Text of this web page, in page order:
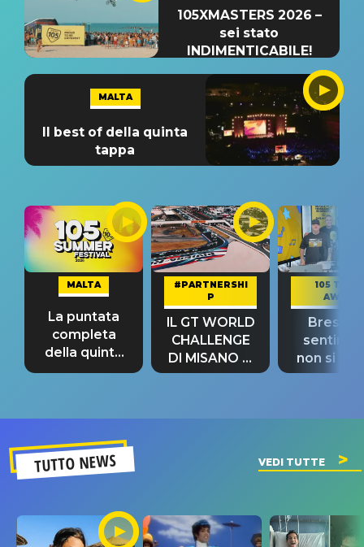
105XMASTERS 2026 –
sei stato
INDIMENTICABILE!
MALTA
Il best of della quinta
tappa
MALTA
La puntata
completa
della quinta
tappa
#PARTNERSHI
P
IL GT WORLD
CHALLENGE
DI MISANO si
riconferma
105 TAKE
AWAY
Bresh:
non si
fino alla
TUTTO NEWS VEDI TUTTE